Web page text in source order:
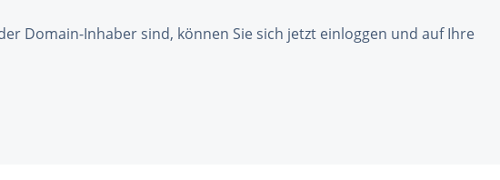
Domain-Inhaber sind, können Sie sich jetzt einloggen und auf Ihre